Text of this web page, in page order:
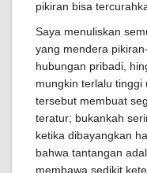
pikiran bisa
Saya menuliskan
yang mendera
hubungan pribadi,
mungkin terlalu tinggi
tersebut membuat
teratur; bukankah
ketika dibayangkan
bahwa tantangan
membawa sedikit